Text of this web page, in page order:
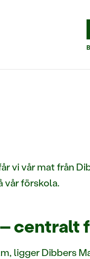
vi vår mat från
vår förskola.
ligger Dibbers